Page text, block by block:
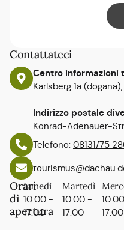
Contattateci
Centro informazioni
Karlsberg 1a
Indirizzo postale
Konrad-Adenauer-
Telefono: 08131/75
Orari
di
apertura
Lunedì
10:00 -
17:00
Martedì
10:00 -
17:00
17:00